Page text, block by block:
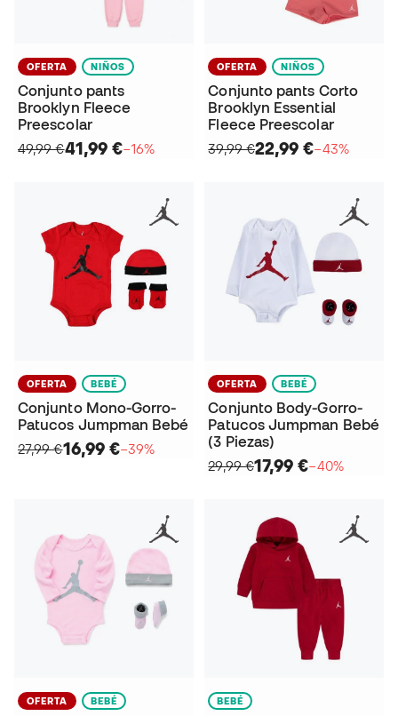
OFERTA NIÑOS
Conjunto pants
Brooklyn Fleece
Preescolar
49,99 €41,99 €−16%
OFERTA NIÑOS
Conjunto pants Corto
Brooklyn Essential
Fleece Preescolar
39,99 €22,99 €−43%
OFERTA BEBÉ
Conjunto Mono-Gorro-
Patucos Jumpman Bebé
27,99 €16,99 €−39%
OFERTA BEBÉ
Conjunto Body-Gorro-
Patucos Jumpman Bebé
(3 Piezas)
29,99 €17,99 €−40%
OFERTA BEBÉ BEBÉ